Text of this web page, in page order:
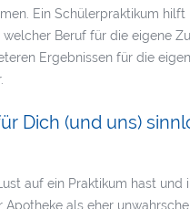
Ein Schülerpraktikum
Beruf für die eigene
Ergebnissen für die
Dich (und uns)
auf ein Praktikum hast
Apotheke als eher